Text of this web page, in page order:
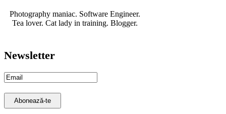
Photography maniac. Software Engineer.
Tea lover. Cat lady in training. Blogger.
Newsletter
Email
Subscription
Abonează-te